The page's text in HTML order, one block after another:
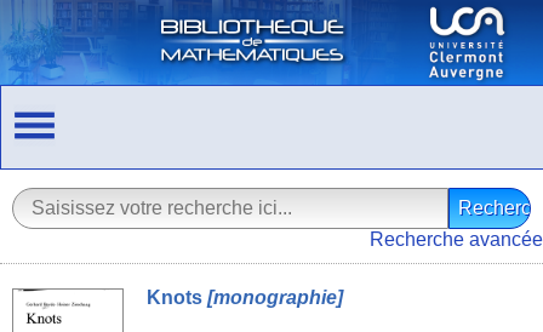
Recherche avancée
Knots [monographie]